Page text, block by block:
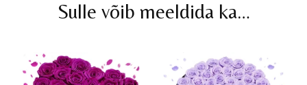
Sulle võib meeldida ka…